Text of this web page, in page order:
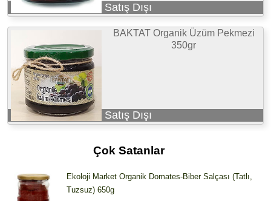
Satış Dışı
BAKTAT Organik Üzüm Pekmezi
350gr
Satış Dışı
Çok Satanlar
Ekoloji Market Organik Domates-Biber Salçası (Tatlı,
Tuzsuz) 650g